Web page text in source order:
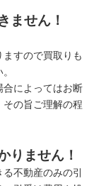
ません！
すので買取りも
によってはお断
その旨ご理解の程
りません！
不動産のみの引